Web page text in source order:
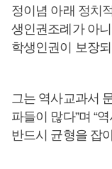
정이념 아래 정치
생인권조례가 아
학생인권이 보장
그는 역사교과서
파들이 많다”며 “
반드시 균형을 잡